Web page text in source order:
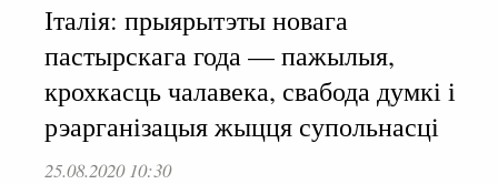
Італія: прыярытэты новага
пастырскага года — пажылыя,
крохкасць чалавека, свабода думкі і
рэарганізацыя жыцця супольнасці
25.08.2020 10:30